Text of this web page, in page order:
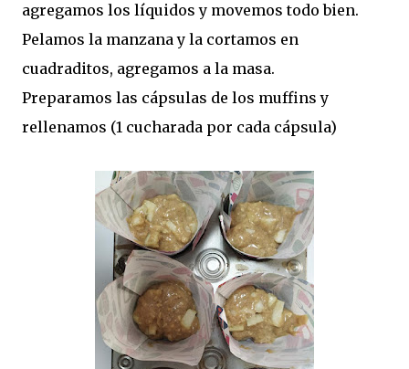
agregamos los líquidos y movemos todo bien.
Pelamos la manzana y la cortamos en
cuadraditos, agregamos a la masa.
Preparamos las cápsulas de los muffins y
rellenamos (1 cucharada por cada cápsula)